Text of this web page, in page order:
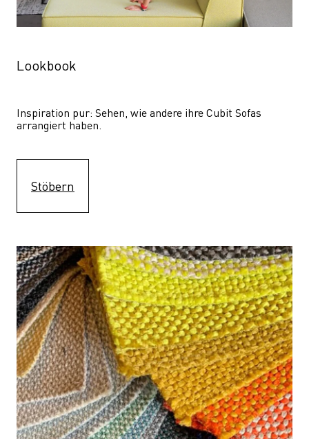
Lookbook
Inspiration pur: Sehen, wie andere ihre Cubit Sofas
arrangiert haben.
Stöbern